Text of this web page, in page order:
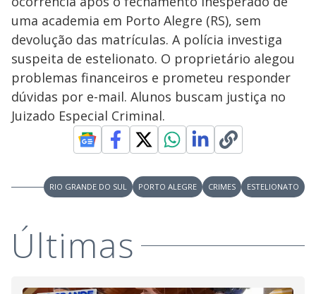
uma academia em Porto Alegre (RS), sem
devolução das matrículas. A polícia investiga
suspeita de estelionato. O proprietário alegou
problemas financeiros e prometeu responder
dúvidas por e-mail. Alunos buscam justiça no
Juizado Especial Criminal.
RIO GRANDE DO SUL PORTO ALEGRE CRIMES ESTELIONATO
Últimas